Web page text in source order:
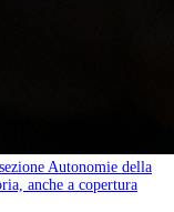
Autonomie della
anche a copertura